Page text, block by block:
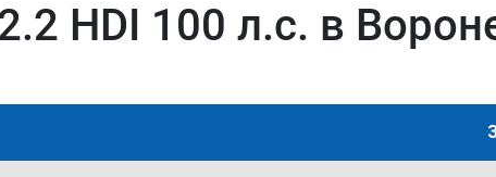
HDI 100 л.с. в